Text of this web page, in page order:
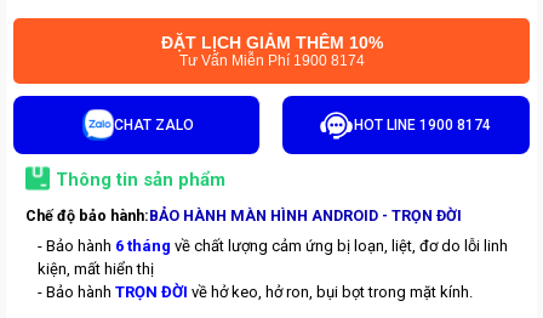
ĐẶT LỊCH GIẢM THÊM 10%
Tư Vấn Miễn Phí 1900 8174
CHAT ZALO HOT LINE 1900 8174
Thông tin sản phẩm
Chế độ bảo hành:BẢO HÀNH MÀN HÌNH ANDROID - TRỌN ĐỜI
- Bảo hành 6 tháng về chất lượng cảm ứng bị loạn, liệt, đơ do lỗi linh
kiện, mất hiển thị
- Bảo hành TRỌN ĐỜI về hở keo, hở ron, bụi bọt trong mặt kính.